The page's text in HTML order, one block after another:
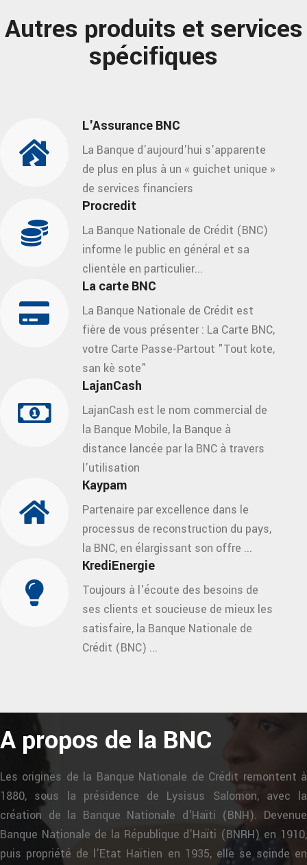
Autres produits et services
spécifiques
L'Assurance BNC
La Banque d'aujourd'hui s'apparente
de plus en plus à un « guichet unique »
de services financiers
Procredit
La Banque Nationale de Crédit (BNC)
informe le public en général et sa
clientèle en particulier...
La carte BNC
La Banque Nationale de Crédit est
fière de vous présenter : La Carte BNC,
votre Carte Passe-Partout "Tout kote,
san kè sote"
LajanCash
LajanCash est le nom commercial de
la Banque Mobile, la Banque à
distance lancée par la BNC à travers
l'utilisation
Kaypam
Partenaire par excellence dans le
processus de reconstruction du pays,
la BNC, en élargissant son offre ...
KrediEnergie
Toujours à l'écoute des besoins de
ses clients et soucieuse de mieux les
satisfaire, la Banque Nationale de
Crédit (BNC) ...
A propos de la BNC
Les origines de la Banque Nationale de Crédit remontent à
1880, sous la présidence de Lysisus Salomon, avec la
création de la Banque Nationale d'Haïti (BNH). Devenue
Banque Nationale de la République d'Haïti (BNRH) en 1910,
puis propriété de l'Etat Haïtien en 1935, elle se scinde en